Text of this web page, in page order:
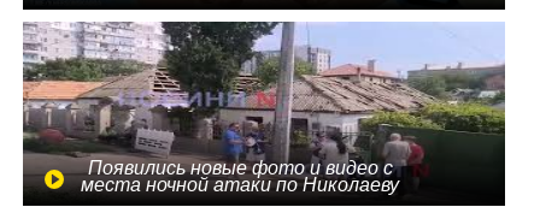
Появились новые фото и видео с
места ночной атаки по Николаеву